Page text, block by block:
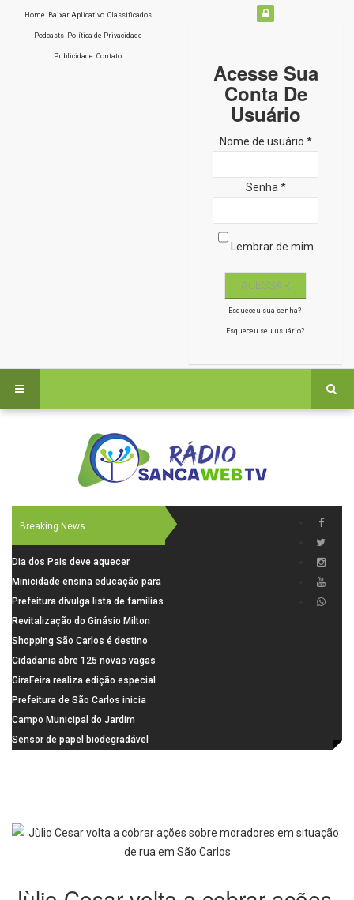
Home Baixar Aplicativo Classificados
Podcasts Política de Privacidade
Publicidade Contato
Acesse Sua
Conta De
Usuário
Nome de usuário *
Senha *
Lembrar de mim
Esqueceu sua senha?
Esqueceu seu usuário?
Breaking News
Dia dos Pais deve aquecer
comércio de São Carlos com
renda em alta e maior circulação
de consumidores
Minicidade ensina educação para
o trânsito a 264 crianças da rede
municipal
Prefeitura divulga lista de famílias
pré-selecionadas pela Caixa para
o Residencial Santa Felícia
Revitalização do Ginásio Milton
Olaio filho avança com obras de
recuperação
Shopping São Carlos é destino
para celebrar o Dia dos Pais com
presentes, gastronomia e lazer
Cidadania abre 125 novas vagas
para oficinas de convivência
GiraFeira realiza edição especial
de Dia dos Pais neste domingo (9)
na Praça dos Advogados
Prefeitura de São Carlos inicia
instalação de ovitrampas para
monitoramento de arboviroses
Campo Municipal do Jardim
Cruzado recebe nova iluminação e
Sensor de papel biodegradável